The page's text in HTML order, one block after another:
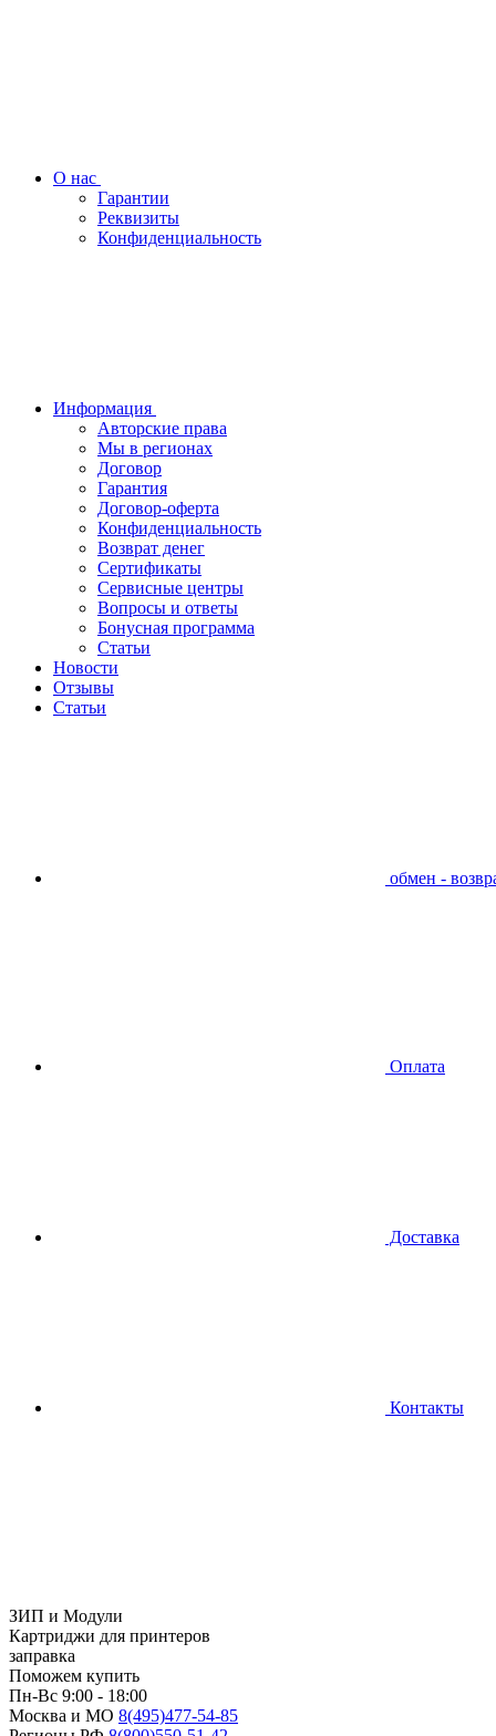
О нас
Гарантии
Реквизиты
Конфиденциальность
Информация
Авторские права
Мы в регионах
Договор
Гарантия
Договор-оферта
Конфиденциальность
Возврат денег
Сертификаты
Сервисные центры
Вопросы и ответы
Бонусная программа
Статьи
Новости
Отзывы
Статьи
обмен -
Оплата
Доставка
Контакты
ЗИП и Модули
Картриджи для принтеров
заправка
Поможем купить
Пн-Вс 9:00 - 18:00
Москва и МО 8(495)477-54-85